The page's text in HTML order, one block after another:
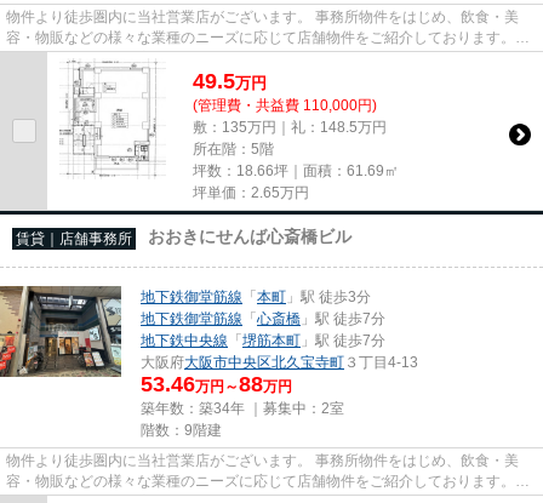
物件より徒歩圏内に当社営業店がございます。 事務所物件をはじめ、飲食・美
容・物販などの様々な業種のニーズに応じて店舗物件をご紹介しております。
尚、弊社ではおとり広告は一切...
49.5万円
(管理費・共益費 110,000円)
敷：135万円｜礼：148.5万円
所在階：5階
坪数：18.66坪｜面積：61.69㎡
坪単価： 2.65万円
賃貸｜店舗事務所 おおきにせんば心斎橋ビル
地下鉄御堂筋線 「本町 」駅 徒歩3分
地下鉄御堂筋線 「心斎橋 」駅 徒歩7分
地下鉄中央線 「堺筋本町 」駅 徒歩7分
大阪府大阪市中央区北久宝寺町 ３丁目4-13
53.46万円～88万円
築年数：築34年 ｜募集中： 2室
階数：9階建
物件より徒歩圏内に当社営業店がございます。 事務所物件をはじめ、飲食・美
容・物販などの様々な業種のニーズに応じて店舗物件をご紹介しております。